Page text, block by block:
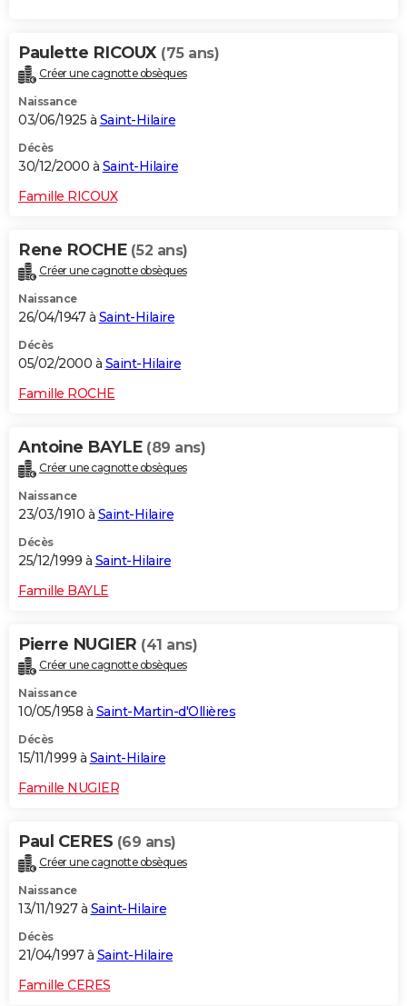
Paulette RICOUX (75 ans)
Créer une cagnotte obsèques
Naissance
03/06/1925 à Saint-Hilaire
Décès
30/12/2000 à Saint-Hilaire
Famille RICOUX
Rene ROCHE (52 ans)
Créer une cagnotte obsèques
Naissance
26/04/1947 à Saint-Hilaire
Décès
05/02/2000 à Saint-Hilaire
Famille ROCHE
Antoine BAYLE (89 ans)
Créer une cagnotte obsèques
Naissance
23/03/1910 à Saint-Hilaire
Décès
25/12/1999 à Saint-Hilaire
Famille BAYLE
Pierre NUGIER (41 ans)
Créer une cagnotte obsèques
Naissance
10/05/1958 à Saint-Martin-d'Ollières
Décès
15/11/1999 à Saint-Hilaire
Famille NUGIER
Paul CERES (69 ans)
Créer une cagnotte obsèques
Naissance
13/11/1927 à Saint-Hilaire
Décès
21/04/1997 à Saint-Hilaire
Famille CERES